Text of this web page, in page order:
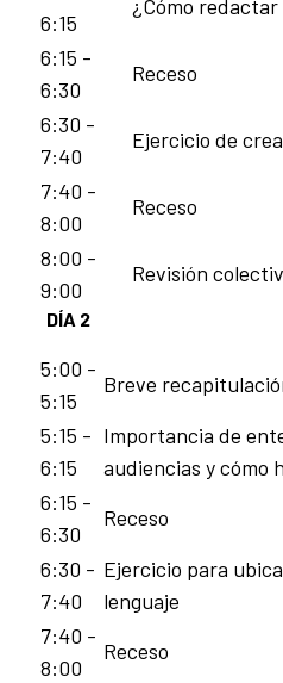
6:15
¿Cómo redactar
6:15 -
6:30
Receso
6:30 -
7:40
Ejercicio de
7:40 -
8:00
Receso
8:00 -
9:00
Revisión
DÍA 2
5:00 -
5:15
Breve
5:15 -
6:15
Importancia de
audiencias y cómo
6:15 -
6:30
Receso
6:30 -
7:40
Ejercicio para
lenguaje
7:40 -
8:00
Receso